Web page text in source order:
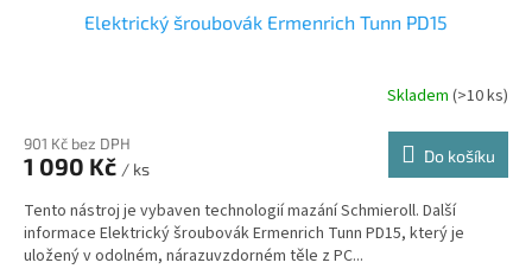
Elektrický šroubovák Ermenrich Tunn PD15
Skladem (>10 ks)
901 Kč bez DPH
1 090 Kč / ks
Do košíku
Tento nástroj je vybaven technologií mazání Schmieroll. Další
informace Elektrický šroubovák Ermenrich Tunn PD15, který je
uložený v odolném, nárazuvzdorném těle z PC...